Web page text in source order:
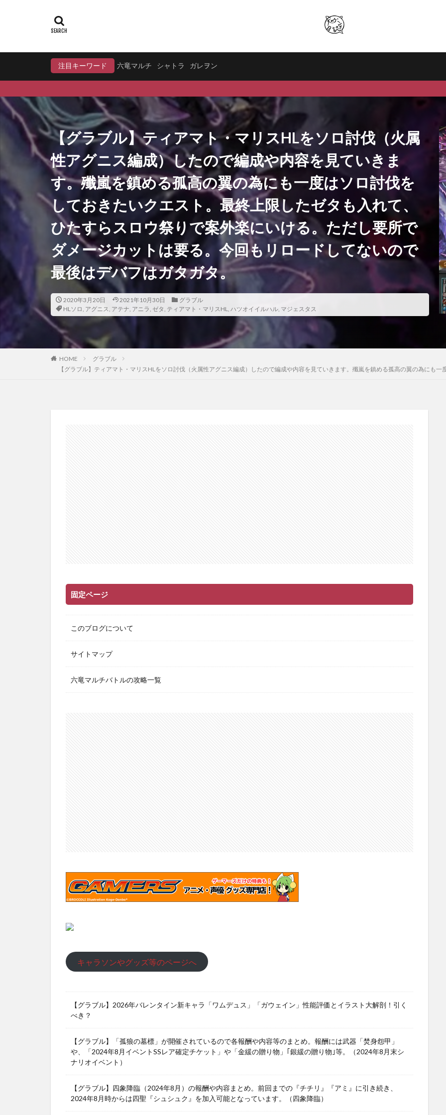
注目キーワード 六竜マルチ シャトラ ガレヲン
【グラブル】ティアマト・マリスHLをソロ討伐（火属
性アグニス編成）したので編成や内容を見ていきま
す。殲嵐を鎮める孤高の翼の為にも一度はソロ討伐を
しておきたいクエスト。最終上限したゼタも入れて、
ひたすらスロウ祭りで案外楽にいける。ただし要所で
ダメージカットは要る。今回もリロードしてないので
最後はデバフはガタガタ。
2020年3月20日 2021年10月30日
グラブル
HLソロ, アグニス, アテナ, アニラ, ゼタ, ティアマト・マリスHL, ハツオイイルハル, マジェスタス
HOME
グラブル
【グラブル】ティアマト・マリスHLをソロ討伐（火属性アグニス編成）したので編成や内容を見ていきます。殲嵐を鎮める孤高の翼の為に
固定ページ
このブログについて
サイトマップ
六竜マルチバトルの攻略一覧
キャラソンやグッズ等のページへ
【グラブル】2026年バレンタイン新キャラ「ワムデュス」「ガウェイン」性能評価とイラスト大解剖！引く
べき？
【グラブル】「孤狼の墓標」が開催されているので各報酬や内容等のまとめ。報酬には武器「焚身怨甲」
や、「2024年8月イベントSSレア確定チケット」や「金緩の贈り物」｢銀緩の贈り物｣等。（2024年8月末シ
ナリオイベント）
【グラブル】四象降臨（2024年8月）の報酬や内容まとめ。前回までの『チチリ』『アミ』に引き続き、
2024年8月時からは四聖『シュシュク』を加入可能となっています。（四象降臨）